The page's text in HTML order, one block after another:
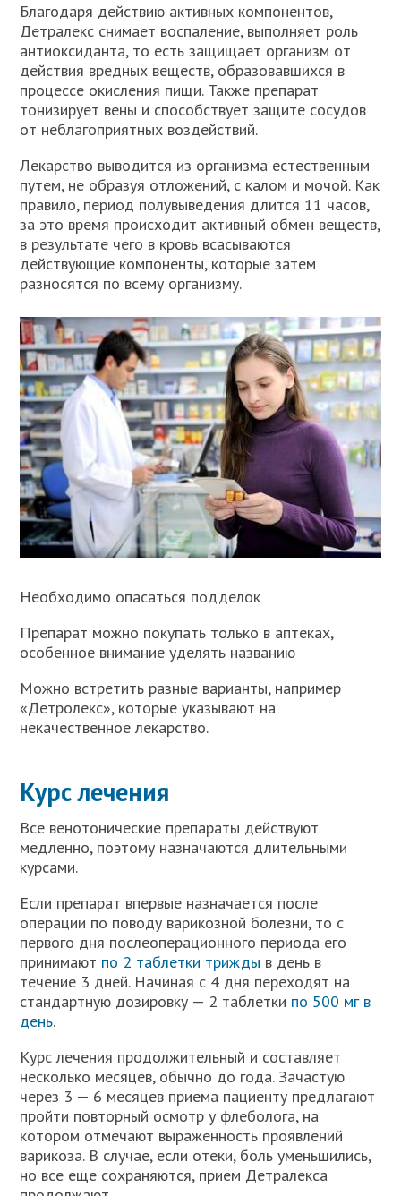
Благодаря действию активных компонентов,
Детралекс снимает воспаление, выполняет роль
антиоксиданта, то есть защищает организм от
действия вредных веществ, образовавшихся в
процессе окисления пищи. Также препарат
тонизирует вены и способствует защите сосудов
от неблагоприятных воздействий.
Лекарство выводится из организма естественным
путем, не образуя отложений, с калом и мочой. Как
правило, период полувыведения длится 11 часов,
за это время происходит активный обмен веществ,
в результате чего в кровь всасываются
действующие компоненты, которые затем
разносятся по всему организму.
Необходимо опасаться подделок
Препарат можно покупать только в аптеках,
особенное внимание уделять названию
Можно встретить разные варианты, например
«Детролекс», которые указывают на
некачественное лекарство.
Курс лечения
Все венотонические препараты действуют
медленно, поэтому назначаются длительными
курсами.
Если препарат впервые назначается после
операции по поводу варикозной болезни, то с
первого дня послеоперационного периода его
принимают по 2 таблетки трижды в день в
течение 3 дней. Начиная с 4 дня переходят на
стандартную дозировку — 2 таблетки по 500 мг в
день.
Курс лечения продолжительный и составляет
несколько месяцев, обычно до года. Зачастую
через 3 — 6 месяцев приема пациенту предлагают
пройти повторный осмотр у флеболога, на
котором отмечают выраженность проявлений
варикоза. В случае, если отеки, боль уменьшились,
но все еще сохраняются, прием Детралекса